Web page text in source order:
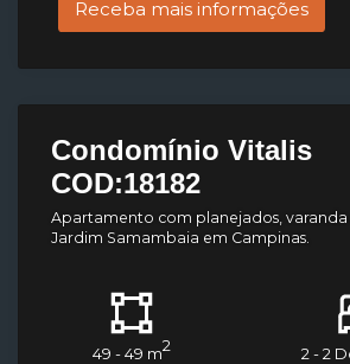
Condomínio Vitalis
COD:18182
Apartamento com planejados, varanda
Jardim Samambaia em Campinas.
49 - 49 m2 2 - 2
Receba mais informações